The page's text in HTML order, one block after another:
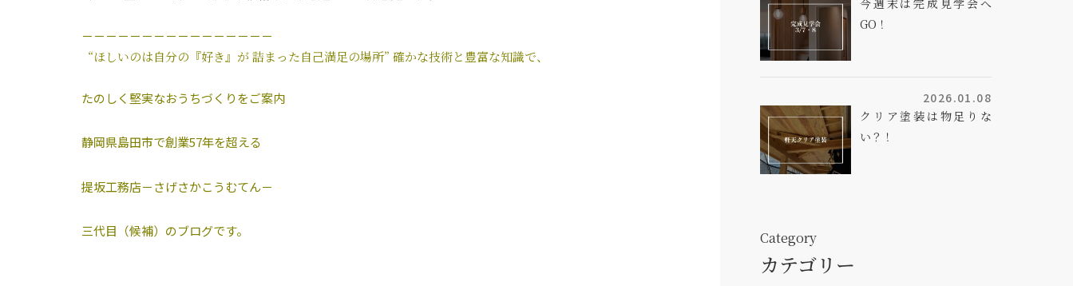
－－－－－－－－－－－－－－－－
“ほしいのは自分の『好き』が詰まった自己満足の場所” 確かな技術と豊富な知識で、
たのしく堅実なおうちづくりをご案内
静岡県島田市で創業57年を超える
提坂工務店－さげさかこうむてん－
三代目（候補）のブログです。
GO！
2026.01.08
クリア塗装は物足りな
い？！
Category
カテゴリー